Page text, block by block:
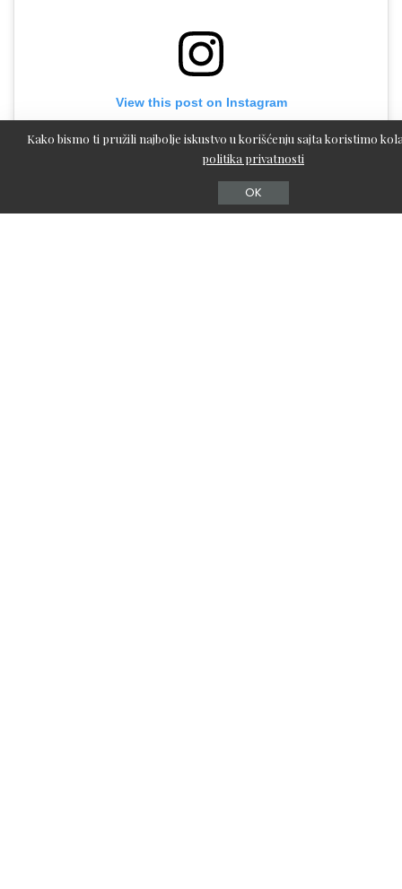
View this post on Instagram
Kako bismo ti pružili najbolje iskustvo u korišćenju sajta koristimo
politika privatnosti
OK